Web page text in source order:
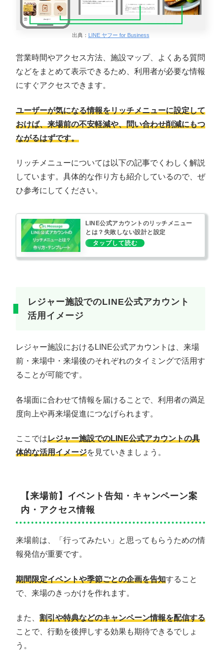
出典： LINE ヤフー for Business
営業時間やアクセス方法、施設マップ、よくある質問
などをまとめて表示できるため、利用者が必要な情報
にすぐアクセスできます。
ユーザーが気になる情報をリッチメニューに設定して
おけば、来場前の不安軽減や、問い合わせ削減にもつ
ながるはずです。
リッチメニューについては以下の記事でくわしく解説
しています。具体的な作り方も紹介しているので、ぜ
ひ参考にしてください。
LINE公式アカウントのリッチメニュー
とは？失敗しない設計と設定
レジャー施設でのLINE公式アカウント
活用イメージ
レジャー施設におけるLINE公式アカウントは、来場
前・来場中・来場後のそれぞれのタイミングで活用す
ることが可能です。
各場面に合わせて情報を届けることで、利用者の満足
度向上や再来場促進につなげられます。
ここではレジャー施設でのLINE公式アカウントの具
体的な活用イメージを見ていきましょう。
【来場前】イベント告知・キャンペーン案
内・アクセス情報
来場前は、「行ってみたい」と思ってもらうための情
報発信が重要です。
期間限定イベントや季節ごとの企画を告知すること
で、来場のきっかけを作れます。
また、 割引や特典などのキャンペーン情報を配信する
ことで、行動を後押しする効果も期待できるでしょ
う。